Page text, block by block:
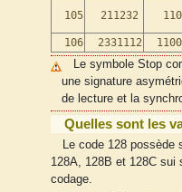
105 211232
106
2331112
Le symbole Stop
une signature
de lecture et la
Quelles sont les
Le code 128 possède
128A, 128B et 128C sui
codage.